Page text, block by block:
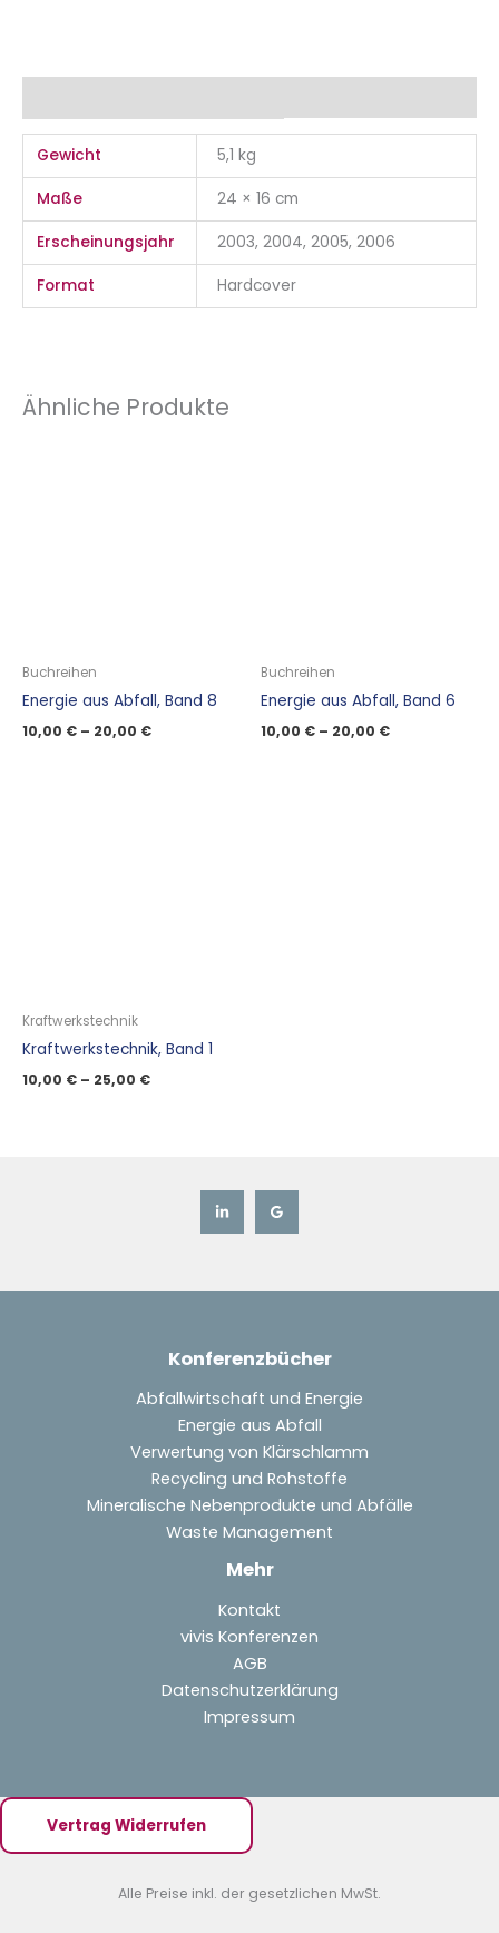
Gewicht 5,1 kg
Maße 24 × 16 cm
Erscheinungsjahr 2003, 2004, 2005, 2006
Format Hardcover
Ähnliche Produkte
Buchreihen
Energie aus Abfall, Band 8
10,00 € – 20,00 €
Buchreihen
Energie aus Abfall, Band 6
10,00 € – 20,00 €
Kraftwerkstechnik
Kraftwerkstechnik, Band 1
10,00 € – 25,00 €
Konferenzbücher
Abfallwirtschaft und Energie
Energie aus Abfall
Verwertung von Klärschlamm
Recycling und Rohstoffe
Mineralische Nebenprodukte und Abfälle
Waste Management
Mehr
Kontakt
vivis Konferenzen
AGB
Datenschutzerklärung
Impressum
Vertrag Widerrufen
Alle Preise inkl. der gesetzlichen MwSt.